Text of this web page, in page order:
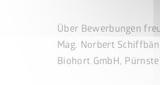
Über Bewerbungen
Mag. Norbert
Biohort GmbH,